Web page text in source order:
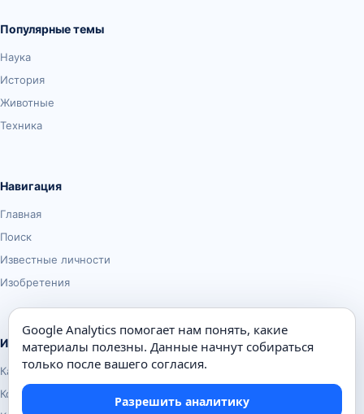
Популярные темы
Наука
История
Животные
Техника
Навигация
Главная
Поиск
Известные личности
Изобретения
Информация
Карта сайта
Контакты
Google Analytics помогает нам понять, какие
материалы полезны. Данные начнут собираться
только после вашего согласия.
Разрешить аналитику